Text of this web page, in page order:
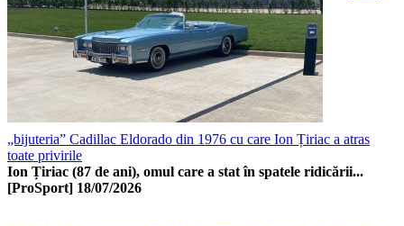
„bijuteria” Cadillac Eldorado din 1976 cu care Ion Țiriac a atras
toate privirile
Ion Țiriac (87 de ani), omul care a stat în spatele ridicării...
[ProSport] 18/07/2026